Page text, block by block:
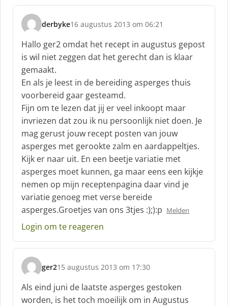
derbyke
s
c
h
r
e
e
f
:
16 augustus 2013 om 06:21
Hallo ger2 omdat het recept in augustus gepost
is wil niet zeggen dat het gerecht dan is klaar
gemaakt.
En als je leest in de bereiding asperges thuis
voorbereid gaar gesteamd.
Fijn om te lezen dat jij er veel inkoopt maar
invriezen dat zou ik nu persoonlijk niet doen. Je
mag gerust jouw recept posten van jouw
asperges met gerookte zalm en aardappeltjes.
Kijk er naar uit. En een beetje variatie met
asperges moet kunnen, ga maar eens een kijkje
nemen op mijn receptenpagina daar vind je
variatie genoeg met verse bereide
asperges.Groetjes van ons 3tjes :);):p Melden
Login om te reageren
ger2
s
c
h
r
15 augustus 2013 om 17:30
Als eind juni de laatste asperges gestoken
worden, is het toch moeilijk om in Augustus